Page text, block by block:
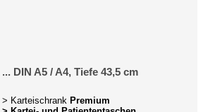
> Karteischrank Premium
... DIN A5 / A4, Tiefe 43,5 cm